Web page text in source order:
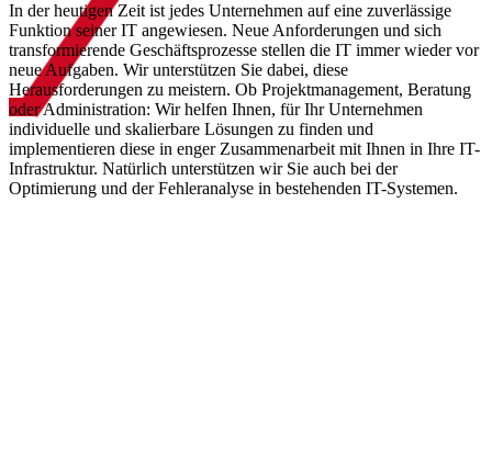
In der heutigen Zeit ist jedes Unternehmen auf eine zuverlässige
Funktion seiner IT angewiesen. Neue Anforderungen und sich
transformierende Geschäftsprozesse stellen die IT immer wieder vor
neue Aufgaben. Wir unterstützen Sie dabei, diese
Herausforderungen zu meistern. Ob Projektmanagement, Beratung
oder Administration: Wir helfen Ihnen, für Ihr Unternehmen
individuelle und skalierbare Lösungen zu finden und
implementieren diese in enger Zusammenarbeit mit Ihnen in Ihre IT-
Infrastruktur. Natürlich unterstützen wir Sie auch bei der
Optimierung und der Fehleranalyse in bestehenden IT-Systemen.